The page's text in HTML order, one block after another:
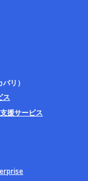
リ）
ス
援サービス